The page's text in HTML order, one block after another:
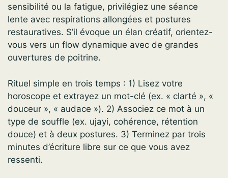
sensibilité ou la fatigue, privilégiez une séance
lente avec respirations allongées et postures
restauratives. S’il évoque un élan créatif, orientez-
vous vers un flow dynamique avec de grandes
ouvertures de poitrine.
Rituel simple en trois temps : 1) Lisez votre
horoscope et extrayez un mot-clé (ex. « clarté », «
douceur », « audace »). 2) Associez ce mot à un
type de souffle (ex. ujayi, cohérence, rétention
douce) et à deux postures. 3) Terminez par trois
minutes d’écriture libre sur ce que vous avez
ressenti.